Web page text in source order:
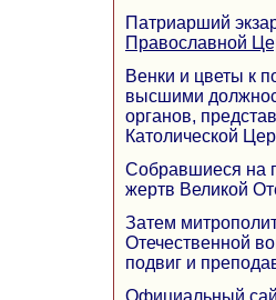
Патриарший
Православной
Венки и цветы к
высшими
органов,
Католической
Собравшиеся на
жертв Великой
Затем
Отечественной
подвиг и
Официальный